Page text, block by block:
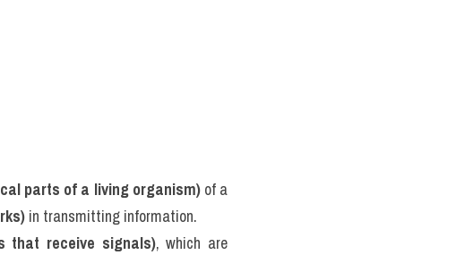
parts of a living organism) of a
in transmitting information.
that receive signals), which are